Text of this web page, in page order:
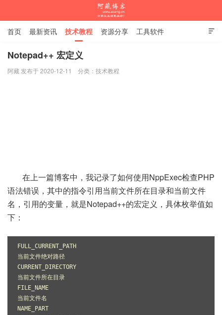

首页 最新资讯 技术教程 资源分享 工具软件
杂谈随笔
Notepad++ 宏定义
阿藏 发布于 2020-12-11 分类： 技术教程
在上一篇博客中，我记录了如何使用NppExec检查PHP
语法错误，其中的指令引用当前文件所在目录和当前文件
名，引用的变量，就是Notepad++的宏定义，具体枚举值如
下：
FULL_CURRENT_PATH
当前文件绝对路径
CURRENT_DIRECTORY
当前文件所在目录
FILE_NAME
当前文件名
NAME_PART